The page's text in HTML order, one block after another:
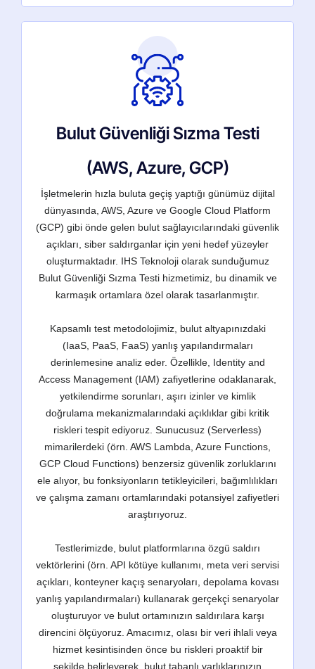
Bulut Güvenliği Sızma Testi
(AWS, Azure, GCP)
İşletmelerin hızla buluta geçiş yaptığı günümüz dijital
dünyasında, AWS, Azure ve Google Cloud Platform
(GCP) gibi önde gelen bulut sağlayıcılarındaki güvenlik
açıkları, siber saldırganlar için yeni hedef yüzeyler
oluşturmaktadır. IHS Teknoloji olarak sunduğumuz
Bulut Güvenliği Sızma Testi hizmetimiz, bu dinamik ve
karmaşık ortamlara özel olarak tasarlanmıştır.
Kapsamlı test metodolojimiz, bulut altyapınızdaki
(IaaS, PaaS, FaaS) yanlış yapılandırmaları
derinlemesine analiz eder. Özellikle, Identity and
Access Management (IAM) zafiyetlerine odaklanarak,
yetkilendirme sorunları, aşırı izinler ve kimlik
doğrulama mekanizmalarındaki açıklıklar gibi kritik
riskleri tespit ediyoruz. Sunucusuz (Serverless)
mimarilerdeki (örn. AWS Lambda, Azure Functions,
GCP Cloud Functions) benzersiz güvenlik zorluklarını
ele alıyor, bu fonksiyonların tetikleyicileri, bağımlılıkları
ve çalışma zamanı ortamlarındaki potansiyel zafiyetleri
araştırıyoruz.
Testlerimizde, bulut platformlarına özgü saldırı
vektörlerini (örn. API kötüye kullanımı, meta veri servisi
açıkları, konteyner kaçış senaryoları, depolama kovası
yanlış yapılandırmaları) kullanarak gerçekçi senaryolar
oluşturuyor ve bulut ortamınızın saldırılara karşı
direncini ölçüyoruz. Amacımız, olası bir veri ihlali veya
hizmet kesintisinden önce bu riskleri proaktif bir
şekilde belirleyerek, bulut tabanlı varlıklarınızın